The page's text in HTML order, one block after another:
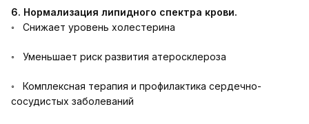
6. Нормализация липидного спектра крови.
◦ Снижает уровень холестерина
◦ Уменьшает риск развития атеросклероза
◦ Комплексная терапия и профилактика сердечно-
сосудистых заболеваний